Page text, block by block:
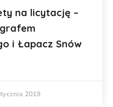
na licytację –
i Łapacz Snów
2019